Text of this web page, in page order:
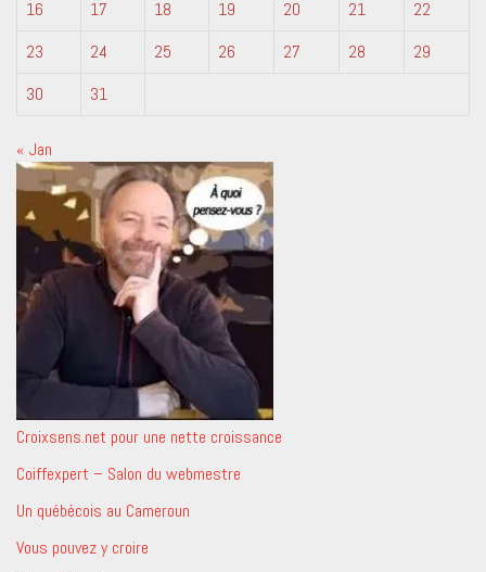
16
17 18 19 20 21
22
23
24 25 26 27 28
29
30
31
« Jan
Croixsens.net pour une nette croissance
Coiffexpert – Salon du webmestre
Un québécois au Cameroun
Vous pouvez y croire